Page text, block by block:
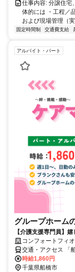
仕事内容: 分譲住宅
体的には ・工程／
および現場管理（
固定時間制 交通費支給
アルバイト・パート
グループホーム
【介護支援専門員】
コンフォートフィ
交通・アクセス 「
停）」徒歩11分
時給1,860円
千葉県船橋市